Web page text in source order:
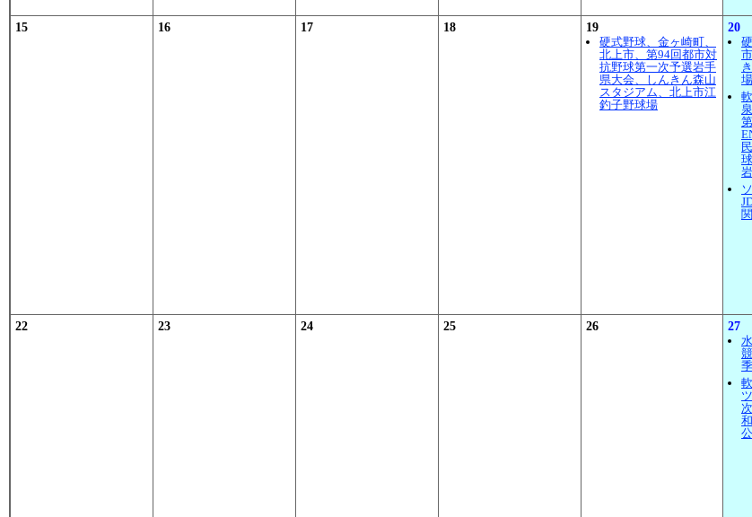
15 16 17 18 19
硬式野球、金ヶ崎町、
北上市、第94回都市対
抗野球第一次予選岩手
県大会、しんきん森山
スタジアム、北上市江
釣子野球場
20
場
22 23 24 25 26 27